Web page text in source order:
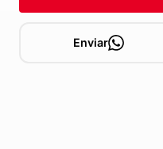
Enviar